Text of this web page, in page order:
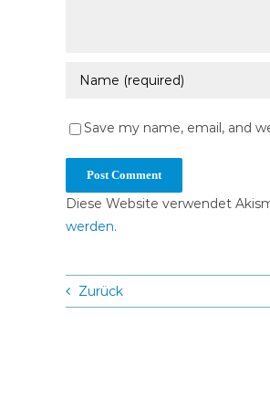
Save my name, email, and
Diese Website verwendet
werden.
Zurück